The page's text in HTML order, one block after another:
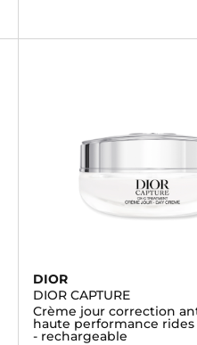
DIOR
DIOR CAPTURE
Crème jour correction
haute performance
- rechargeable